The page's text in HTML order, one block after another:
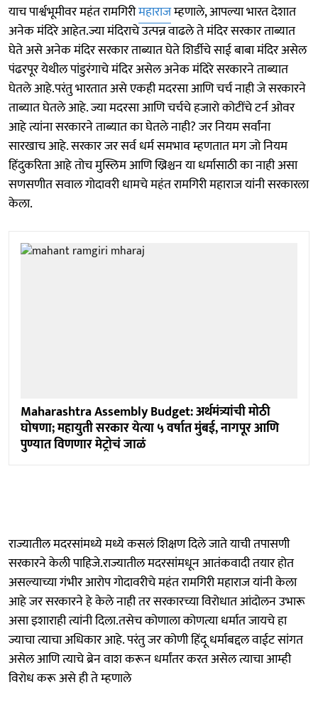
याच पार्श्वभूमीवर महंत रामगिरीमहाराजम्हणाले, आपल्या भारत देशात
अनेक मंदिरे आहेत.ज्या मंदिराचे उत्पन्न वाढले ते मंदिर सरकार ताब्यात
घेते असे अनेक मंदिर सरकार ताब्यात घेते शिर्डीचे साई बाबा मंदिर असेल
पंढरपूर येथील पांडुरंगाचे मंदिर असेल अनेक मंदिरे सरकारने ताब्यात
घेतले आहे.परंतु भारतात असे एकही मदरसा आणि चर्च नाही जे सरकारने
ताब्यात घेतले आहे. ज्या मदरसा आणि चर्चचे हजारो कोटींचे टर्न ओवर
आहे त्यांना सरकारने ताब्यात का घेतले नाही? जर नियम सर्वांना
सारखाच आहे. सरकार जर सर्व धर्म समभाव म्हणतात मग जो नियम
हिंदुकरिता आहे तोच मुस्लिम आणि ख्रिश्चन या धर्मासाठी का नाही असा
सणसणीत सवाल गोदावरी धामचे महंत रामगिरी महाराज यांनी सरकारला
केला.
Maharashtra Assembly Budget: अर्थमंत्र्यांची मोठी
घोषणा; महायुती सरकार येत्या ५ वर्षात मुंबई, नागपूर आणि
पुण्यात विणणार मेट्रोचं जाळं
राज्यातील मदरसांमध्ये मध्ये कसलं शिक्षण दिले जाते याची तपासणी
सरकारने केली पाहिजे.राज्यातील मदरसांमधून आतंकवादी तयार होत
असल्याच्या गंभीर आरोप गोदावरीचे महंत रामगिरी महाराज यांनी केला
आहे जर सरकारने हे केले नाही तर सरकारच्या विरोधात आंदोलन उभारू
असा इशाराही त्यांनी दिला.तसेच कोणाला कोणत्या धर्मात जायचे हा
ज्याचा त्याचा अधिकार आहे. परंतु जर कोणी हिंदू धर्माबद्दल वाईट सांगत
असेल आणि त्याचे ब्रेन वाश करून धर्मांतर करत असेल त्याचा आम्ही
विरोध करू असे ही ते म्हणाले